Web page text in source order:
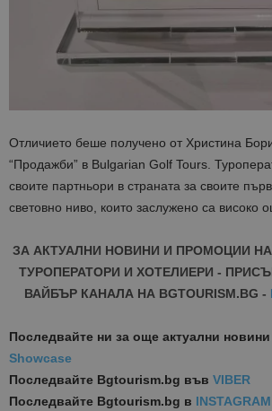
Отличието беше получено от Христина
“Продажби” в Bulgarian Golf Tours.
своите партньори в страната за своите
световно ниво, които заслужено са високо
ЗА АКТУАЛНИ НОВИНИ И ПРОМОЦИИ
ТУРОПЕРАТОРИ И ХОТЕЛИЕРИ -
ВАЙБЪР КАНАЛА НА BGTOURISM.BG -
Последвайте ни за още актуални новини
Showcase
Последвайте Bgtourism.bg във VIBER
Последвайте Bgtourism.bg в INSTAGRAM